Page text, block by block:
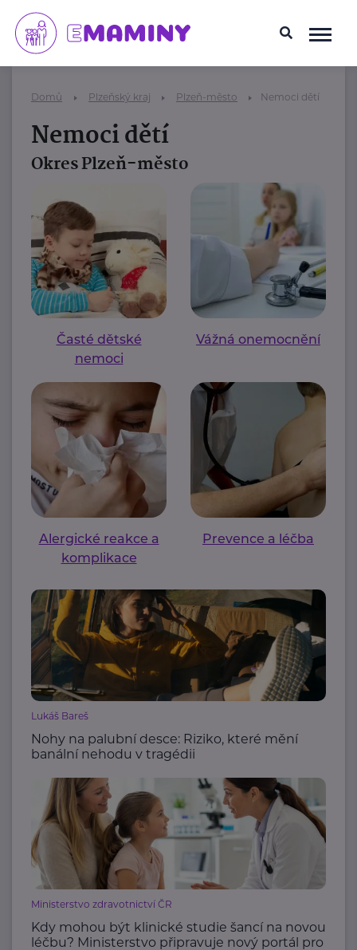
Domů Plzeňský kraj Plzeň-město Nemoci dětí
Nemoci dětí
Okres Plzeň-město
Časté dětské
nemoci
Vážná onemocnění
Alergické reakce a
komplikace
Prevence a léčba
Lukáš Bareš
Nohy na palubní desce: Riziko, které mění
banální nehodu v tragédii
Ministerstvo zdravotnictví ČR
Kdy mohou být klinické studie šancí na novou
léčbu? Ministerstvo připravuje nový portál pro